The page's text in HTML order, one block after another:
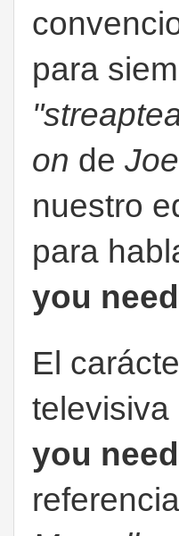
para
on de
nuestro
para
you
El
you